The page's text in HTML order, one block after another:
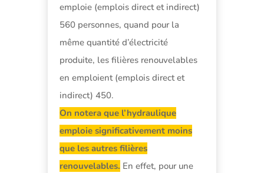
emploie (emplois direct et indirect)
560 personnes, quand pour la
même quantité d’électricité
produite, les filières renouvelables
en emploient (emplois direct et
indirect) 450.
On notera que l’hydraulique
emploie significativement moins
que les autres filières
renouvelables. En effet, pour une